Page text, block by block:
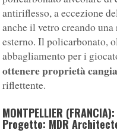
antiriflesso, a eccezione
anche il vetro creando
esterno. Il policarbonato,
abbagliamento per i
ottenere proprietà
riflettente.
MONTPELLIER
Progetto: MDR